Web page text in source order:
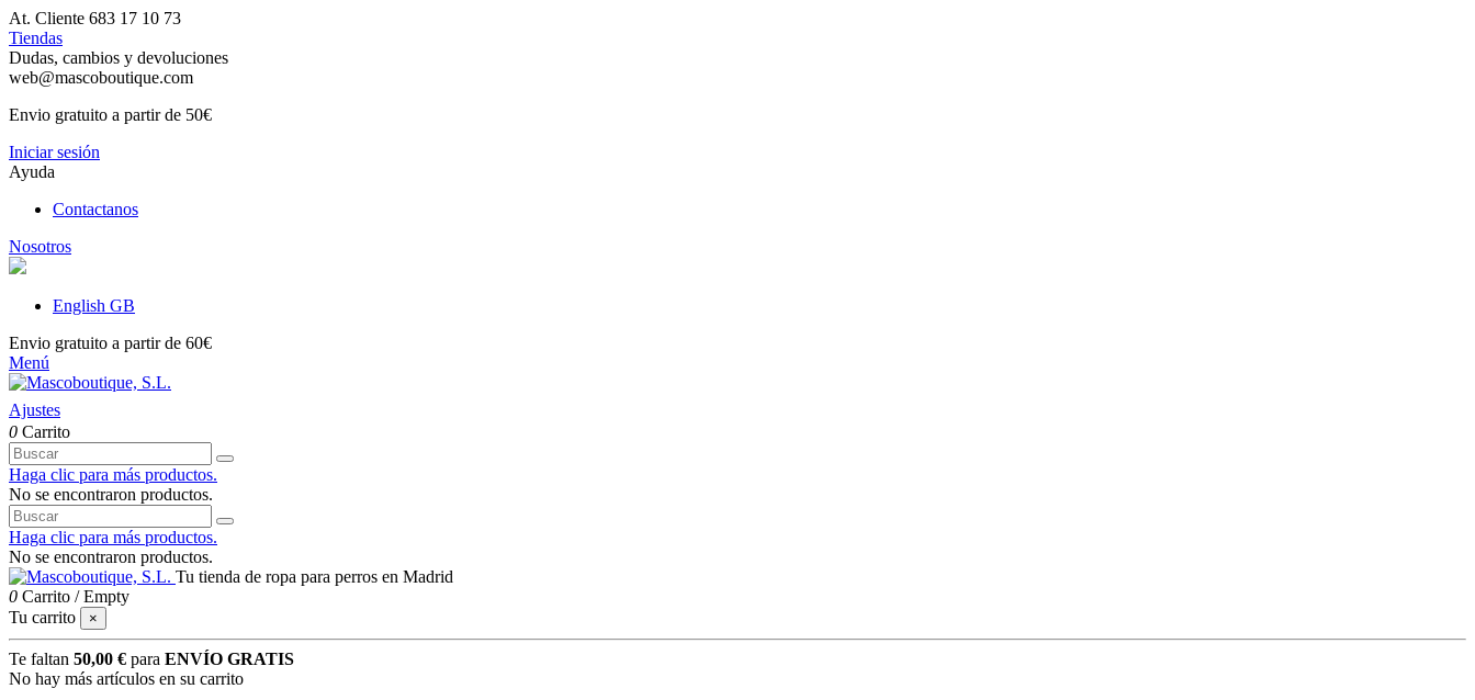
At. Cliente 683 17 10 73
Tiendas
Dudas, cambios y devoluciones
web@mascoboutique.com
Envio gratuito a partir de 50€
Iniciar sesión
Ayuda
Contactanos
Nosotros
English GB
Envio gratuito a partir de 60€
Menú
Ajustes
0 Carrito
Haga clic para más productos.
No se encontraron productos.
Haga clic para más productos.
No se encontraron productos.
Tu tienda de ropa para perros en Madrid
0 Carrito /Empty
Tu carrito
×
Te faltan 50,00 € para ENVÍO GRATIS
No hay más artículos en su carrito